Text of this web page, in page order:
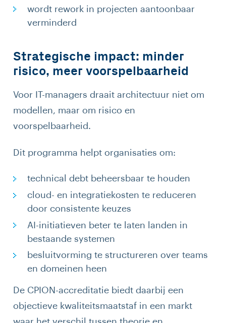
wordt rework in projecten aantoonbaar
verminderd
Strategische impact: minder
risico, meer voorspelbaarheid
Voor IT-managers draait architectuur niet om
modellen, maar om risico en
voorspelbaarheid.
Dit programma helpt organisaties om:
technical debt beheersbaar te houden
cloud- en integratiekosten te reduceren
door consistente keuzes
AI-initiatieven beter te laten landen in
bestaande systemen
besluitvorming te structureren over teams
en domeinen heen
De CPION-accreditatie biedt daarbij een
objectieve kwaliteitsmaatstaf in een markt